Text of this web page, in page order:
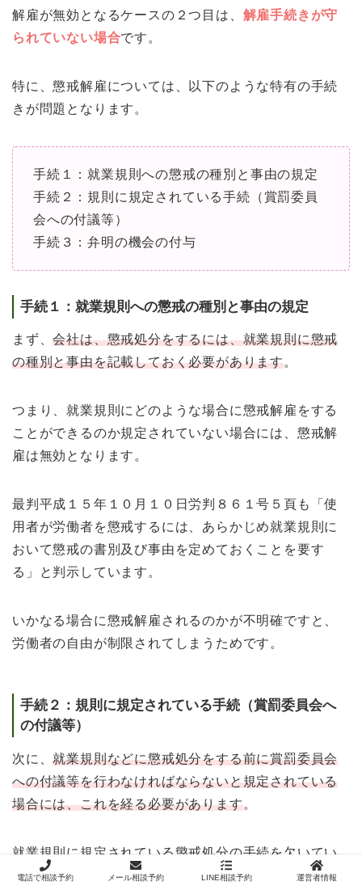
解雇が無効となるケースの２つ目は、 解雇手続きが守
られていない場合です。
特に、懲戒解雇については、以下のような特有の手続
きが問題となります。
手続１：就業規則への懲戒の種別と事由の規定
手続２：規則に規定されている手続（賞罰委員
会への付議等）
手続３：弁明の機会の付与
手続１：就業規則への懲戒の種別と事由の規定
まず、会社は、懲戒処分をするには、就業規則に懲戒
の種別と事由を記載しておく必要があります。
つまり、就業規則にどのような場合に懲戒解雇をする
ことができるのか規定されていない場合には、懲戒解
雇は無効となります。
最判平成１５年１０月１０日労判８６１号５頁も「使
用者が労働者を懲戒するには、あらかじめ就業規則に
おいて懲戒の書別及び事由を定めておくことを要す
る」と判示しています。
いかなる場合に懲戒解雇されるのかが不明確ですと、
労働者の自由が制限されてしまうためです。
手続２：規則に規定されている手続（賞罰委員会へ
の付議等）
次に、就業規則などに懲戒処分をする前に賞罰委員会
への付議等を行わなければならないと規定されている
場合には、これを経る必要があります。
就業規則に規定されている懲戒処分の手続を欠いてい
る場合には、懲戒解雇は無効となる可能性がありま
電話で相談予約 メール相談予約 LINE相談予約 運営者情報